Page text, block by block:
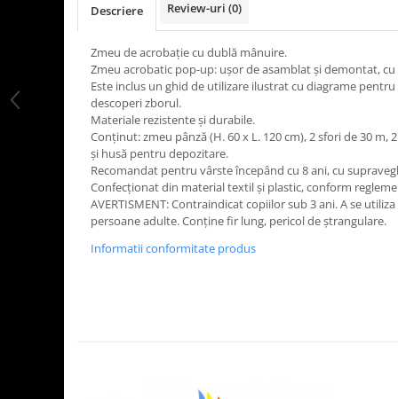
LEGO Architecture
LEGO Ideas
LEGO Speed Champions
Descriere Review-uri (0)
Zmeu de acrobație cu dublă mânuire.
Zmeu acrobatic pop-up: ușor de asamblat și demontat,
Este inclus un ghid de utilizare ilustrat cu diagrame
descoperi zborul.
Materiale rezistente și durabile.
Conținut: zmeu pânză (H. 60 x L. 120 cm), 2 sfori de 30 m,
și husă pentru depozitare.
Recomandat pentru vârste începând cu 8 ani, cu
Confecționat din material textil și plastic, conform
AVERTISMENT: Contraindicat copiilor sub 3 ani. A se
persoane adulte. Conține fir lung, pericol de ștrangulare.
Informatii conformitate produs